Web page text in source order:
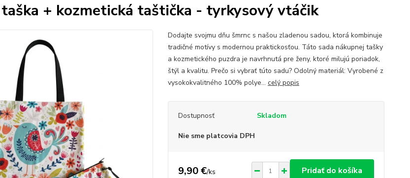
+ kozmetická taštička - tyrkysový vtáčik
Dodajte svojmu dňu šmrnc s našou zladenou sadou, ktorá kombinuje
tradičné motívy s modernou praktickosťou. Táto sada nákupnej tašky
a kozmetického puzdra je navrhnutá pre ženy, ktoré milujú poriadok,
štýl a kvalitu. Prečo si vybrať túto sadu? Odolný materiál: Vyrobené z
vysokokvalitného 100% polye... celý popis
Dostupnosť Skladom
Nie sme platcovia DPH
9,90 €/ks Pridať do košíka